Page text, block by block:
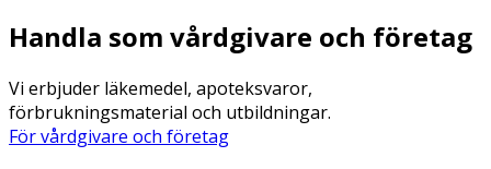
Handla som vårdgivare och företag
Vi erbjuder läkemedel, apoteksvaror,
förbrukningsmaterial och utbildningar.
För vårdgivare och företag